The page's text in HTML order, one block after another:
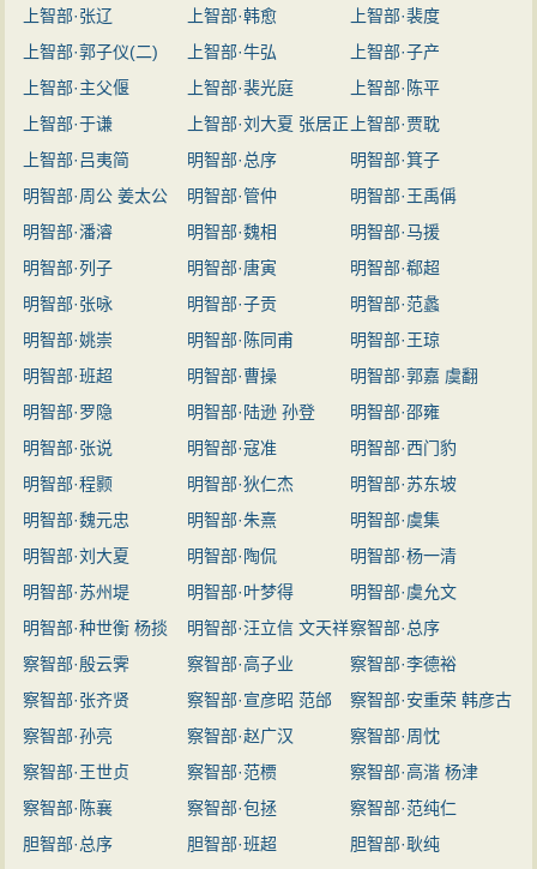
上智部·张辽
上智部·韩愈
上智部·裴度
上智部·郭子仪(二)
上智部·牛弘
上智部·子产
上智部·主父偃
上智部·裴光庭
上智部·陈平
上智部·于谦
上智部·刘大夏 张居正 上智部·贾耽
上智部·吕夷简
明智部·总序
明智部·箕子
明智部·周公 姜太公
明智部·管仲
明智部·王禹偁
明智部·潘濬
明智部·魏相
明智部·马援
明智部·列子
明智部·唐寅
明智部·郗超
明智部·张咏
明智部·子贡
明智部·范蠡
明智部·姚崇
明智部·陈同甫
明智部·王琼
明智部·班超
明智部·曹操
明智部·郭嘉 虞翻
明智部·罗隐
明智部·陆逊 孙登
明智部·邵雍
明智部·张说
明智部·寇准
明智部·西门豹
明智部·程颢
明智部·狄仁杰
明智部·苏东坡
明智部·魏元忠
明智部·朱熹
明智部·虞集
明智部·刘大夏
明智部·陶侃
明智部·杨一清
明智部·苏州堤
明智部·叶梦得
明智部·虞允文
明智部·种世衡 杨掞
明智部·汪立信 文天祥察智部·总序
察智部·殷云霁
察智部·高子业
察智部·李德裕
察智部·张齐贤
察智部·宣彦昭 范邰
察智部·安重荣 韩彦古
察智部·孙亮
察智部·赵广汉
察智部·周忱
察智部·王世贞
察智部·范槚
察智部·高湝 杨津
察智部·陈襄
察智部·包拯
察智部·范纯仁
胆智部·总序
胆智部·班超
胆智部·耿纯